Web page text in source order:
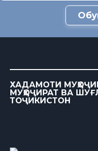
ХАДАМОТИ
МУҲОҶИРАТ ВА
ТОҶИКИСТОН